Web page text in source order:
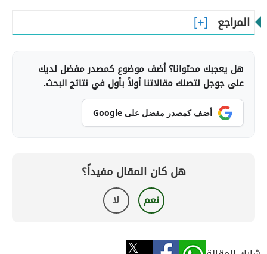
المراجع
هل يعجبك محتوانا؟ أضف موضوع كمصدر مفضل لديك
على جوجل لتصلك مقالاتنا أولاً بأول في نتائج البحث.
أضف كمصدر مفضل على Google
هل كان المقال مفيداً؟
نعم لا